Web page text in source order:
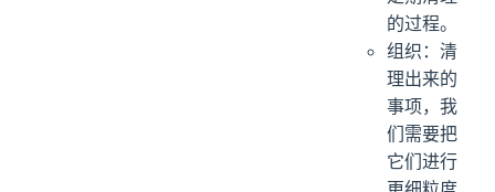
的过程。
组织：清
理出来的
事项，我
们需要把
它们进行